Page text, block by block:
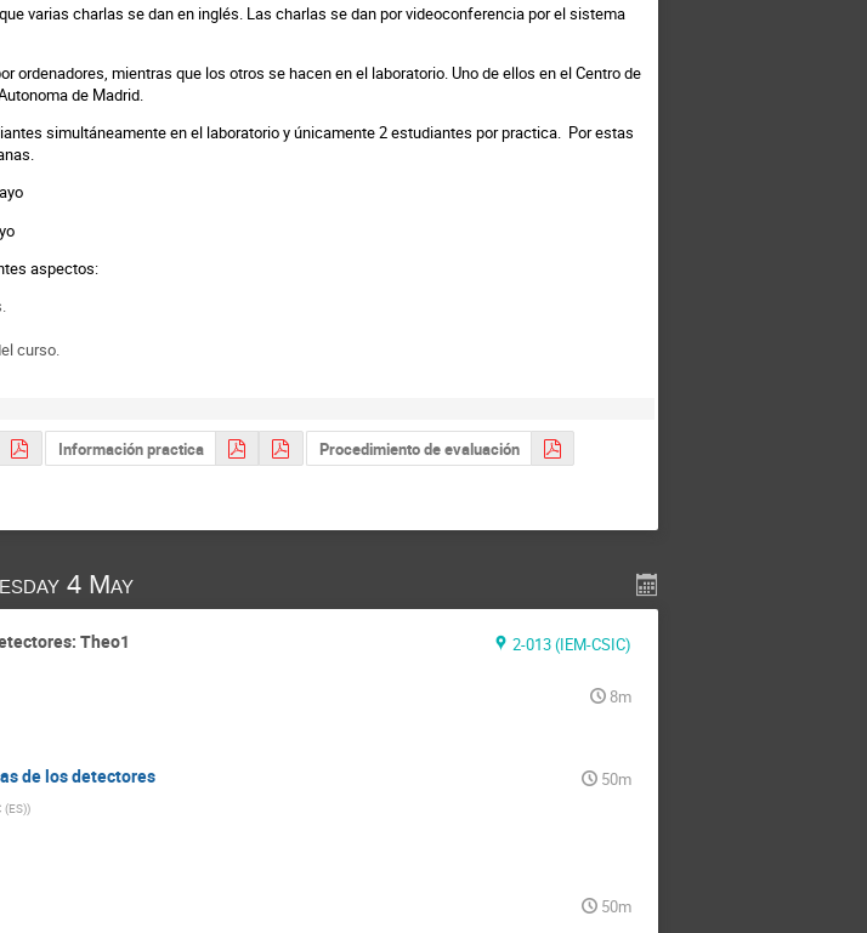
varias charlas se dan en inglés. Las charlas se dan por videoconferencia por el sistema
ordenadores, mientras que los otros se hacen en el laboratorio. Uno de ellos en el Centro de
de Madrid.
simultáneamente en el laboratorio y únicamente 2 estudiantes por practica. Por estas
.
aspectos:
curso.
Información practica Procedimiento de evaluación
4 May
Theo1 2-013 (IEM-CSIC)
8m
de los detectores
50m
(ES))
50m